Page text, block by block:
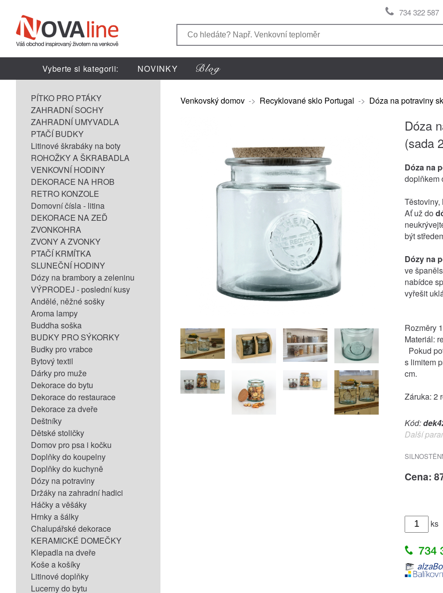
734 322 587
Vyberte si kategorii: NOVINKY
PÍTKO PRO PTÁKY
ZAHRADNÍ SOCHY
ZAHRADNÍ UMYVADLA
PTAČÍ BUDKY
Litinové škrabáky na boty
ROHOŽKY A ŠKRABADLA
VENKOVNÍ HODINY
DEKORACE NA HROB
RETRO KONZOLE
Domovní čísla - litina
DEKORACE NA ZEĎ
ZVONKOHRA
ZVONY A ZVONKY
PTAČÍ KRMÍTKA
SLUNEČNÍ HODINY
Dózy na brambory a zeleninu
VÝPRODEJ - poslední kusy
Andělé, něžné sošky
Aroma lampy
Buddha soška
BUDKY PRO SÝKORKY
Budky pro vrabce
Bytový textil
Dárky pro muže
Dekorace do bytu
Dekorace do restaurace
Dekorace za dveře
Deštníky
Dětské stoličky
Domov pro psa i kočku
Doplňky do koupelny
Doplňky do kuchyně
Dózy na potraviny
Držáky na zahradní hadici
Háčky a věšáky
Hrnky a šálky
Chalupářské dekorace
KERAMICKÉ DOMEČKY
Klepadla na dveře
Koše a košíky
Litinové doplňky
Lucerny do bytu
Venkovský domov -> Recyklované sklo Portugal -> Dóza na potraviny
Dóza
(sada
Dóza na
doplňkem
Těstoviny,
Ať už do
být
Dózy na
ve
nabídce
vyřešit
Rozměry
Materiál:
Pokud
s limitem
cm.
Záruka: 2
Kód:
Další
Cena:
ks